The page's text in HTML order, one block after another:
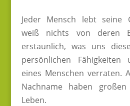
Jeder Mensch lebt seine
weiß nichts von deren
erstaunlich, was uns
persönlichen Fähigkeiten
eines Menschen verraten.
Nachname haben
Leben.